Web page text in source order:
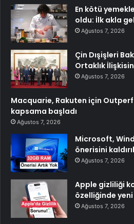
En kötü
oldu: İlk akla
Ağustos 7, 2026
Çin Dışişleri
Ortaklık
Ağustos 7, 2026
Macquarie, Rakuten için
kapsama başladı
Ağustos 7, 2026
Microsoft,
önerisini
Ağustos 7, 2026
Apple gizliliği
özelliğinde yeni
Ağustos 7, 2026